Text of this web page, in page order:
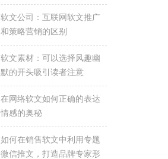
软文公司：互联网软文推广
和策略营销的区别
软文素材：可以选择风趣幽
默的开头吸引读者注意
在网络软文如何正确的表达
情感的奥秘
如何在销售软文中利用专题
微信推文，打造品牌专家形